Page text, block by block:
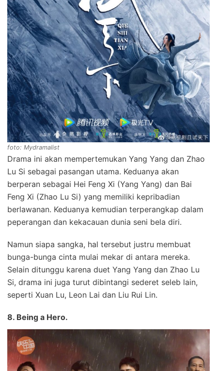
foto: Mydramalist
Drama ini akan mempertemukan Yang Yang dan Zhao
Lu Si sebagai pasangan utama. Keduanya akan
berperan sebagai Hei Feng Xi (Yang Yang) dan Bai
Feng Xi (Zhao Lu Si) yang memiliki kepribadian
berlawanan. Keduanya kemudian terperangkap dalam
peperangan dan kekacauan dunia seni bela diri.
Namun siapa sangka, hal tersebut justru membuat
bunga-bunga cinta mulai mekar di antara mereka.
Selain ditunggu karena duet Yang Yang dan Zhao Lu
Si, drama ini juga turut dibintangi sederet seleb lain,
seperti Xuan Lu, Leon Lai dan Liu Rui Lin.
8. Being a Hero.